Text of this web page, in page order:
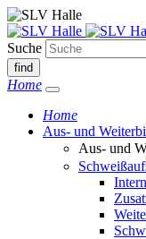
Suche
find
Home
Home
Aus- und
Aus- und